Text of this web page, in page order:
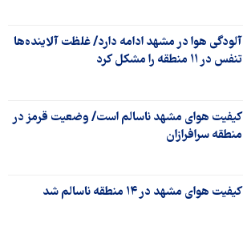
آلودگی هوا در مشهد ادامه دارد/ غلظت آلاینده‌ها
تنفس در ۱۱ منطقه را مشکل کرد
کیفیت هوای مشهد ناسالم است/ وضعیت قرمز در
منطقه سرافرازان
کیفیت هوای مشهد در ۱۴ منطقه ناسالم شد